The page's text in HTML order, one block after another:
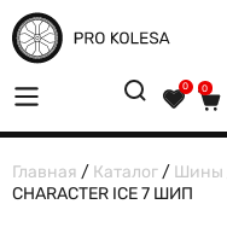
0 0
Главная / Каталог / Шины
CHARACTER ICE 7 ШИП